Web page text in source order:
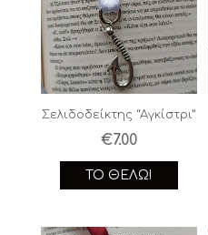
Σελιδοδείκτης “Αγκίστρι”
€7.00
ΤΟ ΘΈΛΩ!